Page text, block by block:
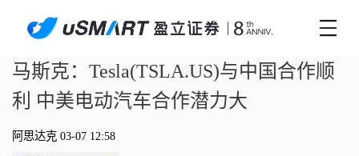
马斯克：Tesla(TSLA.US)与中国合作顺
利 中美电动汽车合作潜力大
阿思达克 03-07 12:58